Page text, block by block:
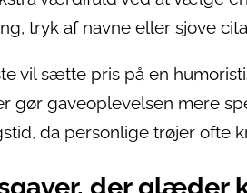
tryk af navne eller sjove
vil sætte pris på en
gør gaveoplevelsen mere
da personlige trøjer ofte